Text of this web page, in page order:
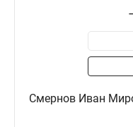
Смернов Иван